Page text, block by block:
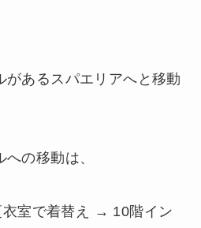
があるスパエリアへと移動
の移動は、
室で着替え → 10階イン